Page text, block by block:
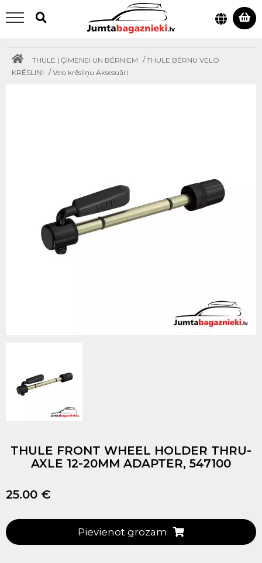
THULE | ĢIMENEI UN BĒRNIEM /THULE BĒRNU VELO
KRĒSLIŅI /Velo krēsliņu Aksesuāri
THULE FRONT WHEEL HOLDER THRU-
AXLE 12-20MM ADAPTER, 547100
25.00 €
Pievienot grozam